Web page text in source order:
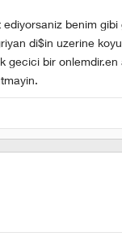
benim
di$in uzerine
gecici bir